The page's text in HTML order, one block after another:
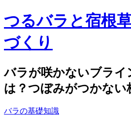
つるバラと宿根
づくり
バラが咲かないブライ
は？つぼみがつかない
バラの基礎知識